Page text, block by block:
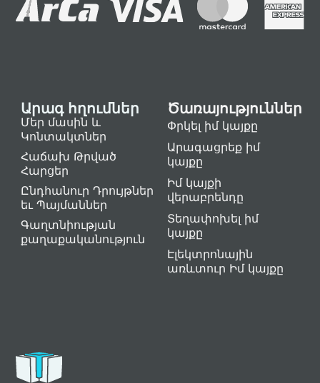
Ծառայություններ
Փրկել իմ կայքը
Արագացրեք իմ
կայքը
Իմ կայքի
վերաբրենդը
Տեղափոխել իմ
կայքը
Էլեկտրոնային
առևտուր Իմ կայքը
Արագ հղումներ
Մեր մասին և
Կոնտակտներ
Հաճախ Թրված
Հարցեր
Ընդհանուր Դրույթներ
եւ Պայմաններ
Գաղտնիության
քաղաքականություն